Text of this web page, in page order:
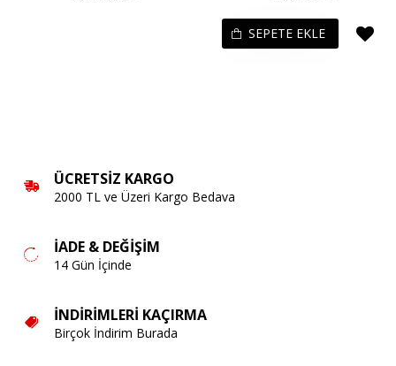
SEPETE EKLE
ÜCRETSIZ KARGO
2000 TL ve Üzeri Kargo Bedava
İADE & DEĞIŞIM
14 Gün İçinde
İNDIRIMLERI KAÇIRMA
Birçok İndirim Burada